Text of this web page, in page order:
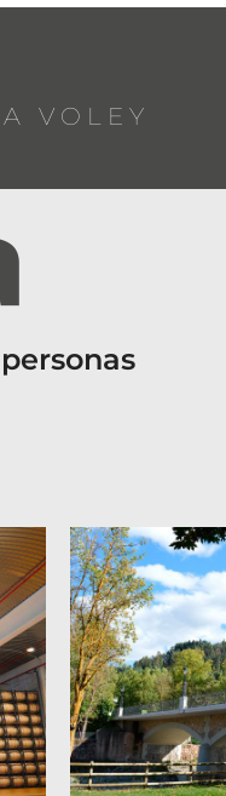
VOLEY